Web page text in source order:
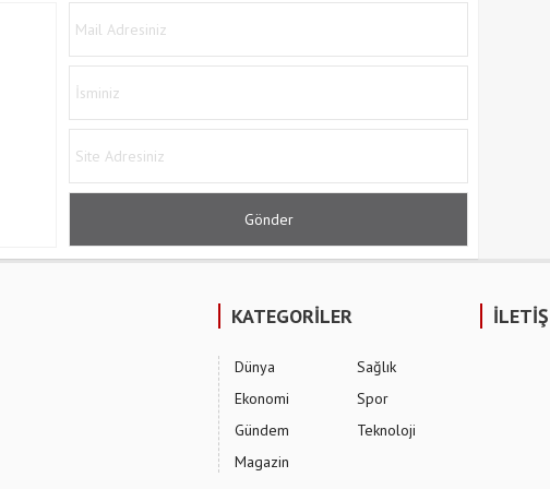
KATEGORİLER
Dünya
Ekonomi
Gündem
Magazin
Sağlık
Spor
Teknoloji